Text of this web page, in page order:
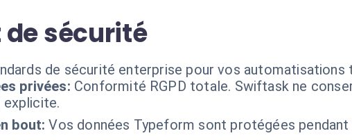
sécurité
de sécurité enterprise pour vos automatisations
privées: Conformité RGPD totale. Swiftask ne
bout: Vos données Typeform sont protégées